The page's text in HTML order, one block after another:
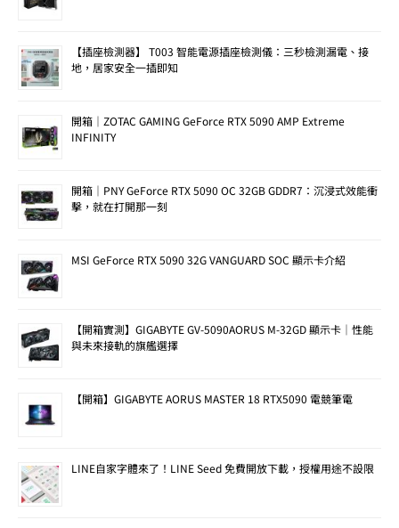
【插座檢測器】 T003 智能電源插座檢測儀：三秒檢測漏電、接
地，居家安全一插即知
開箱｜ZOTAC GAMING GeForce RTX 5090 AMP Extreme
INFINITY
開箱｜PNY GeForce RTX 5090 OC 32GB GDDR7：沉浸式效能衝
擊，就在打開那一刻
MSI GeForce RTX 5090 32G VANGUARD SOC 顯示卡介紹
【開箱實測】GIGABYTE GV-5090AORUS M-32GD 顯示卡｜性能
與未來接軌的旗艦選擇
【開箱】GIGABYTE AORUS MASTER 18 RTX5090 電競筆電
LINE自家字體來了！LINE Seed 免費開放下載，授權用途不設限